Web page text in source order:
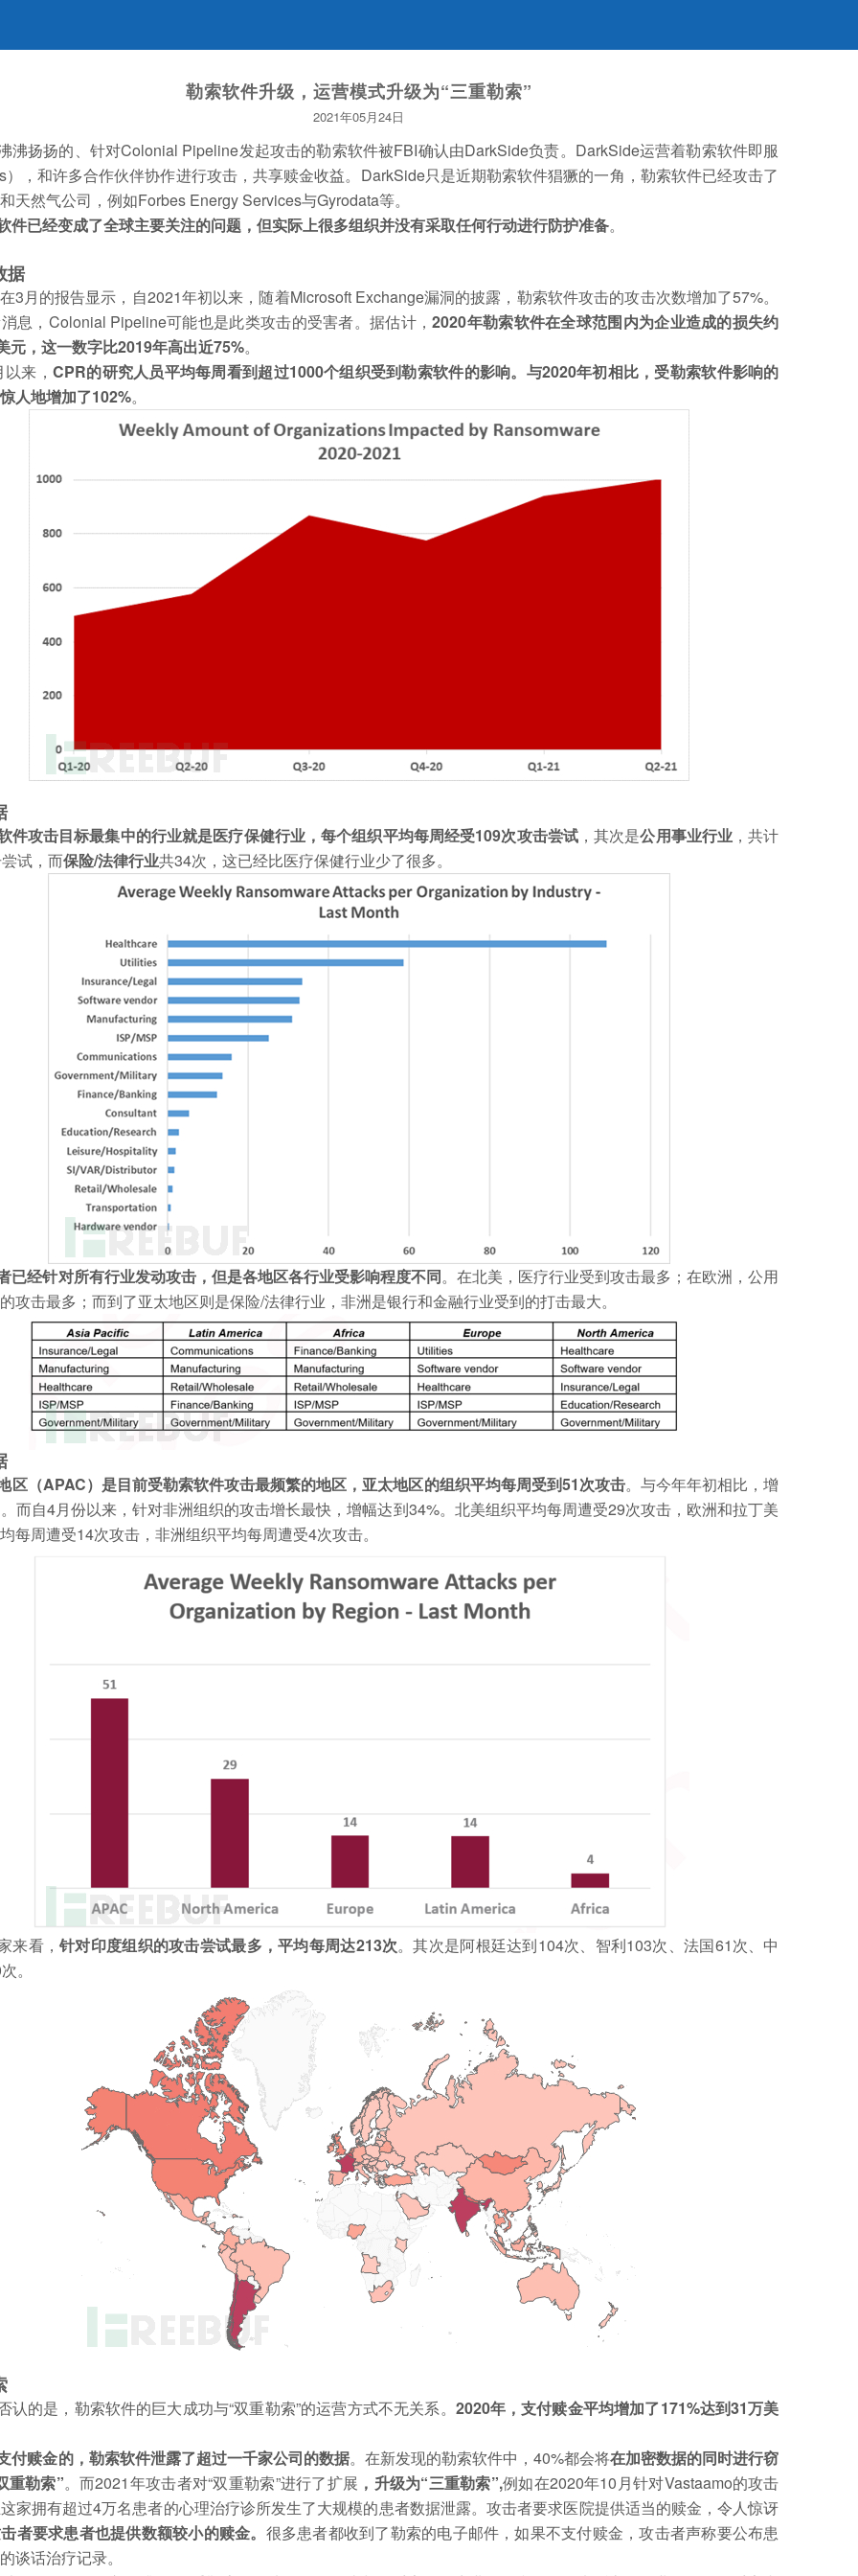
勒索软件升级，运营模式升级为“三重勒索”
2021年05月24日
沸扬扬的、针对Colonial Pipeline发起攻击的勒索软件被FBI确认由DarkSide负责。DarkSide运营着勒索软件即服
），和许多合作伙伴协作进行攻击，共享赎金收益。DarkSide只是近期勒索软件猖獗的一角，勒索软件已经攻击了
天然气公司，例如Forbes Energy Services与Gyrodata等。
件已经变成了全球主要关注的问题，但实际上很多组织并没有采取任何行动进行防护准备。
据
3月的报告显示，自2021年初以来，随着Microsoft Exchange漏洞的披露，勒索软件攻击的攻击次数增加了57%。
息，Colonial Pipeline可能也是此类攻击的受害者。据估计，2020年勒索软件在全球范围内为企业造成的损失约
元，这一数字比2019年高出近75%。
以来，CPR的研究人员平均每周看到超过1000个组织受到勒索软件的影响。与2020年初相比，受勒索软件影响的
人地增加了102%。
件攻击目标最集中的行业就是医疗保健行业，每个组织平均每周经受109次攻击尝试，其次是公用事业行业 ，共计
试，而保险/法律行业共34次，这已经比医疗保健行业少了很多。
已经针对所有行业发动攻击，但是各地区各行业受影响程度不同。在北美，医疗行业受到攻击最多；在欧洲，公用
攻击最多；而到了亚太地区则是保险/法律行业，非洲是银行和金融行业受到的打击最大。
区（APAC）是目前受勒索软件攻击最频繁的地区，亚太地区的组织平均每周受到51次攻击。与今年年初相比，增
而自4月份以来，针对非洲组织的攻击增长最快，增幅达到34%。北美组织平均每周遭受29次攻击，欧洲和拉丁美
每周遭受14次攻击，非洲组织平均每周遭受4次攻击。
来看，针对印度组织的攻击尝试最多，平均每周达213次。其次是阿根廷达到104次、智利103次、法国61次、中
。
认的是，勒索软件的巨大成功与“双重勒索”的运营方式不无关系。 2020年，支付赎金平均增加了171%达到31万美
付赎金的，勒索软件泄露了超过一千家公司的数据。在新发现的勒索软件中，40%都会将在加密数据的同时进行窃
重勒索”。而2021年攻击者对“双重勒索”进行了扩展 ，升级为“三重勒索”,例如在2020年10月针对Vastaamo的攻击
家拥有超过4万名患者的心理治疗诊所发生了大规模的患者数据泄露。攻击者要求医院提供适当的赎金，令人惊讶
者要求患者也提供数额较小的赎金。 很多患者都收到了勒索的电子邮件，如果不支付赎金，攻击者声称要公布患
谈话治疗记录。